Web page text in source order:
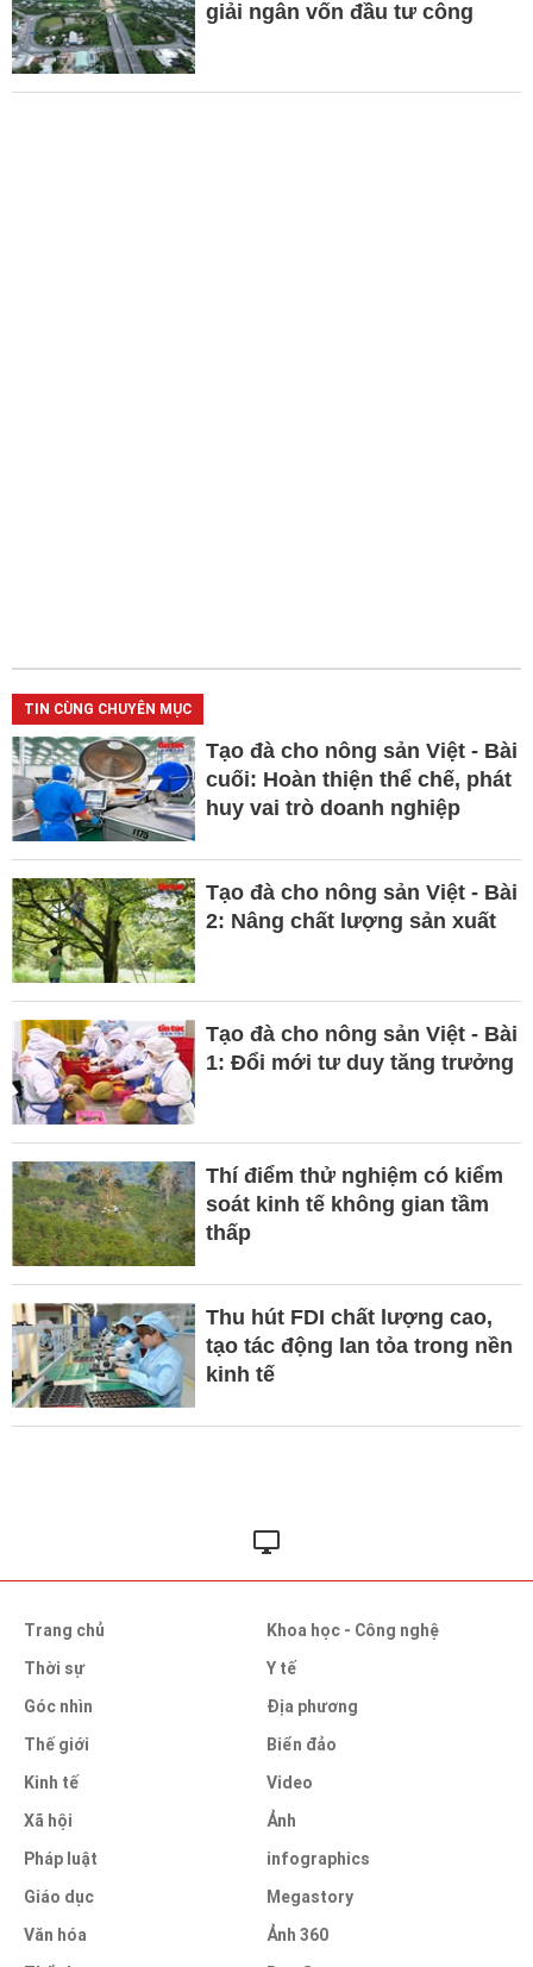
giải ngân vốn đầu tư công
TIN CÙNG CHUYÊN MỤC
Tạo đà cho nông sản Việt - Bài
cuối: Hoàn thiện thể chế, phát
huy vai trò doanh nghiệp
Tạo đà cho nông sản Việt - Bài
2: Nâng chất lượng sản xuất
Tạo đà cho nông sản Việt - Bài
1: Đổi mới tư duy tăng trưởng
Thí điểm thử nghiệm có kiểm
soát kinh tế không gian tầm
thấp
Thu hút FDI chất lượng cao,
tạo tác động lan tỏa trong nền
kinh tế
Trang chủ
Thời sự
Góc nhìn
Thế giới
Kinh tế
Xã hội
Pháp luật
Giáo dục
Văn hóa
Khoa học - Công nghệ
Y tế
Địa phương
Biển đảo
Video
Ảnh
infographics
Megastory
Ảnh 360